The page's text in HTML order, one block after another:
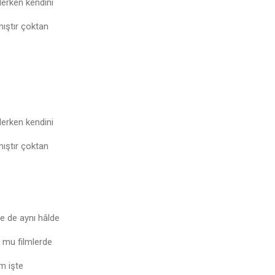
kendini
çoktan
kendini
çoktan
de aynı hâlde
mu filmlerde
işte